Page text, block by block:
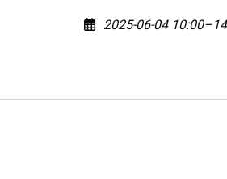
2025-06-04